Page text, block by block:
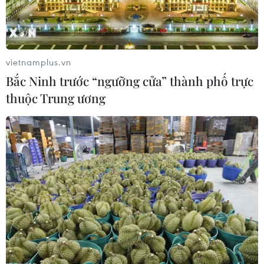
Phải đổi mới công tác quy
hoạch và tổ chức phát
triển hạ tầng
06/08/2026 09:53
Toàn cảnh vụ sai phạm
điểm thi trường THPT
chuyên Tuyên Quang
06/08/2026 09:04
Cầu Đắk Lung sập sau cú
tông của xe tải cẩu, 2 người
thoát chết
06/08/2026 09:00
Khẩn trường khám nghiệm
hiện trường, điều tra
nguyên nhân vụ cháy chợ
Biên Hòa
06/08/2026 04:37
vietnamplus.vn
Bắc Ninh trước “ngưỡng cửa” thành phố trực
thuộc Trung ương